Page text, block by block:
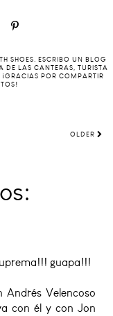
SHOES. ESCRIBO UN BLOG
LAS CANTERAS, TURISTA
POR COMPARTIR
OLDER
guapa!!!
Velencoso
con él y con Jon